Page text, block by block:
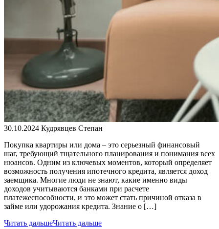
30.10.2024 Кудрявцев Степан
Покупка квартиры или дома – это серьезный финансовый
шаг, требующий тщательного планирования и понимания всех
нюансов. Одним из ключевых моментов, который определяет
возможность получения ипотечного кредита, является доход
заемщика. Многие люди не знают, какие именно виды
доходов учитываются банками при расчете
платежеспособности, и это может стать причиной отказа в
займе или удорожания кредита. Знание о […]
Читать дальшеЧитать дальше